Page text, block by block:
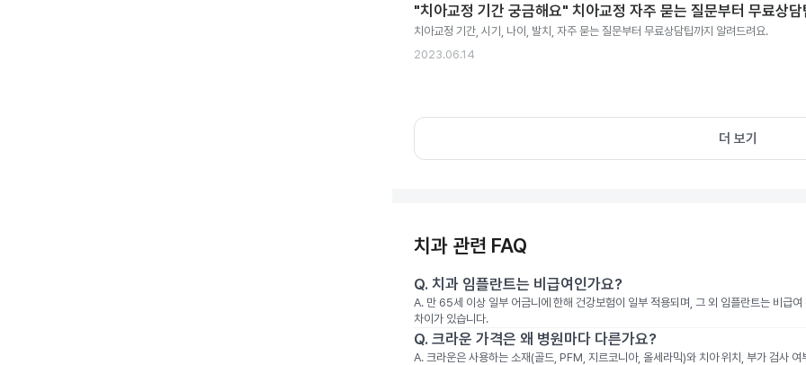
"치아교정 기간 궁금해요" 치아교정 자주 묻는 질문부터 무료상담
치아교정 기간, 시기, 나이, 발치, 자주 묻는 질문부터 무료상담팁까지 알려드려요.
2023.06.14
더 보기
치과 관련 FAQ
Q. 치과 임플란트는 비급여인가요?
A. 만 65세 이상 일부 어금니에 한해 건강보험이 일부 적용되며, 그 외 임플란트는 비급
차이가 있습니다.
Q. 크라운 가격은 왜 병원마다 다른가요?
A. 크라운은 사용하는 소재(골드, PFM, 지르코니아, 올세라믹)와 치아 위치, 부가 검사